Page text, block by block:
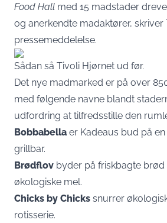
Food Hall med 15 madstader
og anerkendte madaktører, skriver
pressemeddelelse.
Sådan så Tivoli Hjørnet ud før.
Det nye madmarked er på over
med følgende navne blandt
udfordring at tilfredsstille den
Bobbabella er Kadeaus bud på
grillbar.
Brødflov byder på friskbagte brød
økologiske mel.
Chicks by Chicks snurrer
rotisserie.